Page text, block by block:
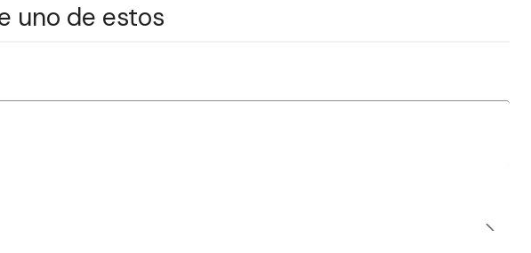
uno de estos